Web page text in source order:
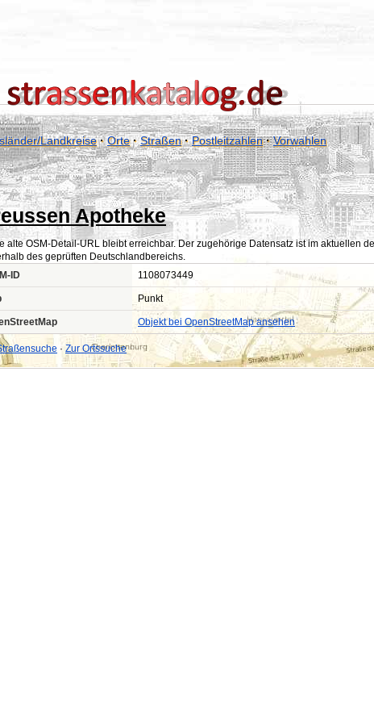
Landkreise·Orte·Straßen·Postleitzahlen·Vorwahlen
Apotheke
alte OSM-Detail-URL bleibt erreichbar. Der zugehörige Datensatz ist im aktuellen
des geprüften Deutschlandbereichs.
ID
1108073449
Punkt
Objekt bei OpenStreetMap ansehen
· Zur Ortssuche